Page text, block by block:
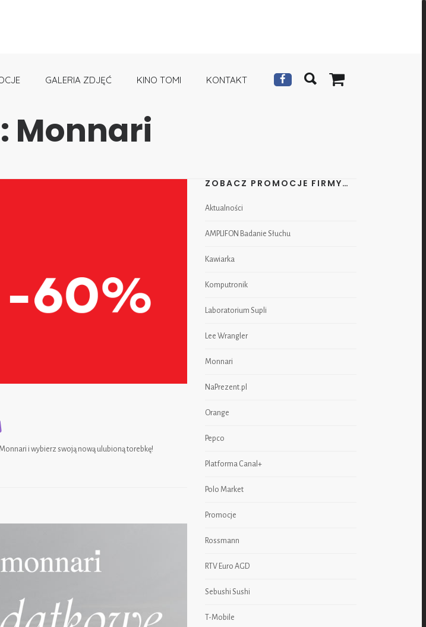
GALERIA ZDJĘĆ KINO TOMI KONTAKT
Monnari
i wybierz swoją nową ulubioną torebkę!
ZOBACZ PROMOCJE FIRMY…
Aktualności
AMPLIFON Badanie Słuchu
Kawiarka
Komputronik
Laboratorium Supli
Lee Wrangler
Monnari
NaPrezent.pl
Orange
Pepco
Platforma Canal+
Polo Market
Promocje
Rossmann
RTV Euro AGD
Sebushi Sushi
T-Mobile